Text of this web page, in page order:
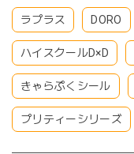
ラプラス DORO
ハイスクールD×D
きゃらぷくシール
プリティーシリーズ